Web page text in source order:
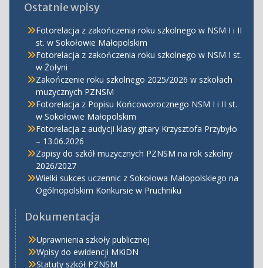
Ostatnie wpisy
Fotorelacja z zakończenia roku szkolnego w NSM I i II
st. w Sokołowie Małopolskim
Fotorelacja z zakończenia roku szkolnego w NSM I st.
w Żołyni
Zakończenie roku szkolnego 2025/2026 w szkołach
muzycznych PZNSM
Fotorelacja z Popisu Końcoworocznego NSM I i II st.
w Sokołowie Małopolskim
Fotorelacja z audycji klasy gitary Krzysztofa Przybyło
– 13.06.2026
Zapisy do szkół muzycznych PZNSM na rok szkolny
2026/2027
Wielki sukces uczennic z Sokołowa Małopolskiego na
Ogólnopolskim Konkursie w Pruchniku
Dokumentacja
Uprawnienia szkoły publicznej
Wpisy do ewidencji MKiDN
Statuty szkół PZNSM